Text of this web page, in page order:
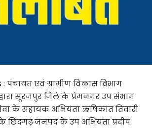
: पंचायत एवं ग्रामीण विकास विभाग
सूरजपुर जिले के प्रेमनगर उप संभाग
सेवा के सहायक अभियंता ऋषिकांत तिवारी
जनपद के उप अभियंता प्रदीप